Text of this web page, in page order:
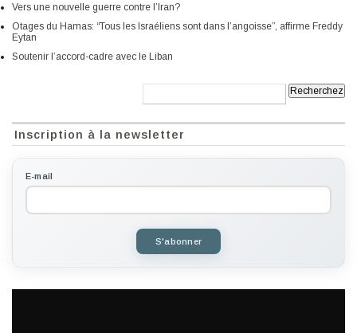
Vers une nouvelle guerre contre l’Iran?
Otages du Hamas: “Tous les Israéliens sont dans l’angoisse”, affirme Freddy
Eytan
Soutenir l’accord-cadre avec le Liban
Inscription à la newsletter
E-mail
S'abonner